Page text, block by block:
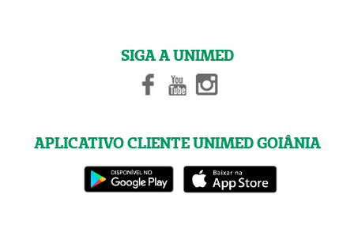
SIGA A UNIMED
APLICATIVO CLIENTE UNIMED GOIÂNIA